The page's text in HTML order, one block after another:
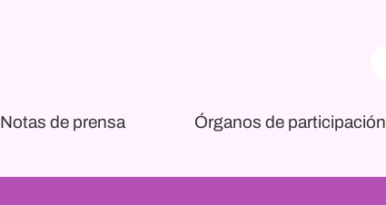
Notas de prensa Órganos de participación